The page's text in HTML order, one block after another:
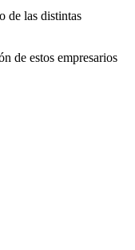
de las distintas
de estos empresarios